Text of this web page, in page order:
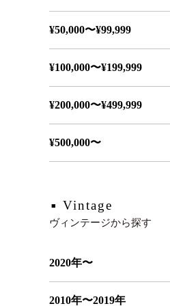
¥50,000〜¥99,999
¥100,000〜¥199,999
¥200,000〜¥499,999
¥500,000〜
Vintage
ヴィンテージから探す
2020年〜
2010年〜2019年